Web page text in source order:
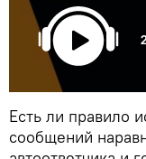
Есть ли правило
сообщений